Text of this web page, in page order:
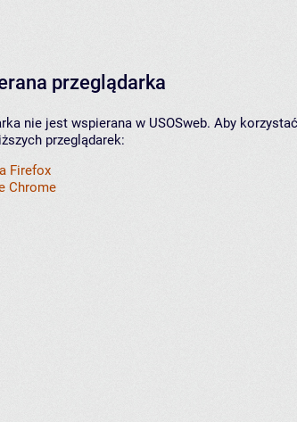
przeglądarka
nie jest wspierana w USOSweb. Aby
przeglądarek:
Firefox
Chrome